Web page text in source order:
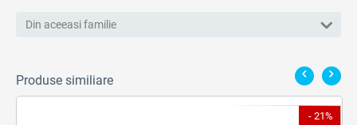
Din aceeasi familie
Produse similiare
- 21%